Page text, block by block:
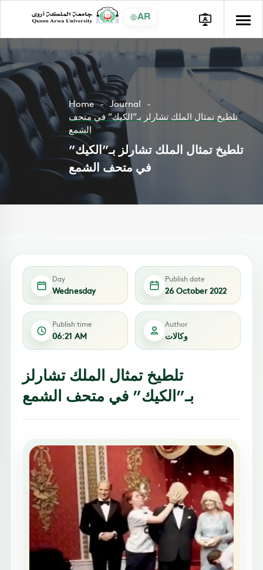
AR
Home
Journal
تلطيخ تمثال الملك تشارلز بـ”الكيك” في متحف
الشمع
تلطيخ تمثال الملك تشارلز بـ”الكيك”
في متحف الشمع
Day
Wednesday
Publish date
26 October 2022
Publish time
06:21 AM
Author
وكالات
تلطيخ تمثال الملك تشارلز
بـ”الكيك” في متحف الشمع